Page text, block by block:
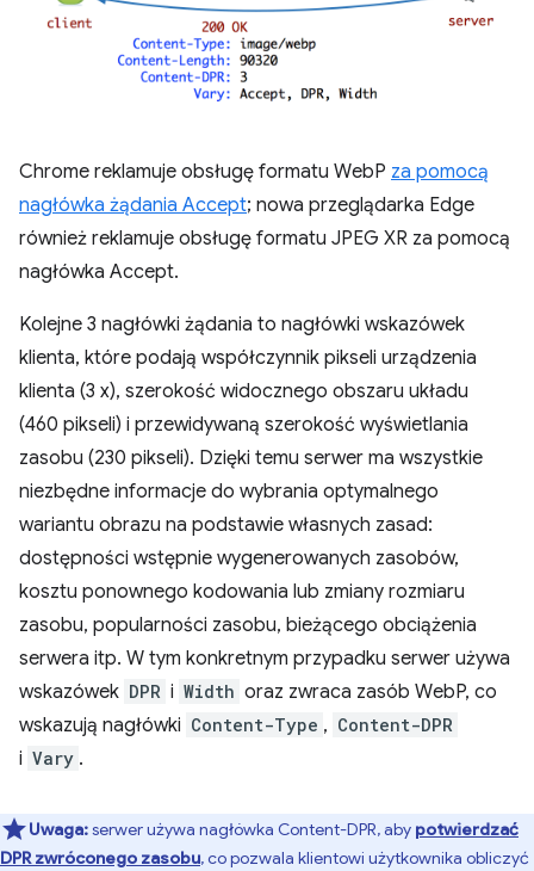
Chrome reklamuje obsługę formatu WebP za pomocą
nagłówka żądania Accept; nowa przeglądarka Edge
również reklamuje obsługę formatu JPEG XR za pomocą
nagłówka Accept.
Kolejne 3 nagłówki żądania to nagłówki wskazówek
klienta, które podają współczynnik pikseli urządzenia
klienta (3 x), szerokość widocznego obszaru układu
(460 pikseli) i przewidywaną szerokość wyświetlania
zasobu (230 pikseli). Dzięki temu serwer ma wszystkie
niezbędne informacje do wybrania optymalnego
wariantu obrazu na podstawie własnych zasad:
dostępności wstępnie wygenerowanych zasobów,
kosztu ponownego kodowania lub zmiany rozmiaru
zasobu, popularności zasobu, bieżącego obciążenia
serwera itp. W tym konkretnym przypadku serwer używa
wskazówek DPR i Width oraz zwraca zasób WebP, co
wskazują nagłówki Content-Type , Content-DPR
i Vary .
Uwaga:serwer używa nagłówka Content-DPR, aby potwierdzać
DPR zwróconego zasobu, co pozwala klientowi użytkownika obliczyć